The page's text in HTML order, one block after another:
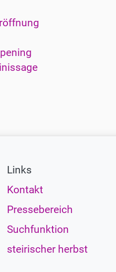
Links
Kontakt
Pressebereich
Suchfunktion
steirischer herbst